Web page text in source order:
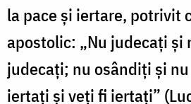
la pace și iertare, potrivit
apostolic: „Nu judecați și
judecați; nu osândiți și
iertați și veți fi iertați”